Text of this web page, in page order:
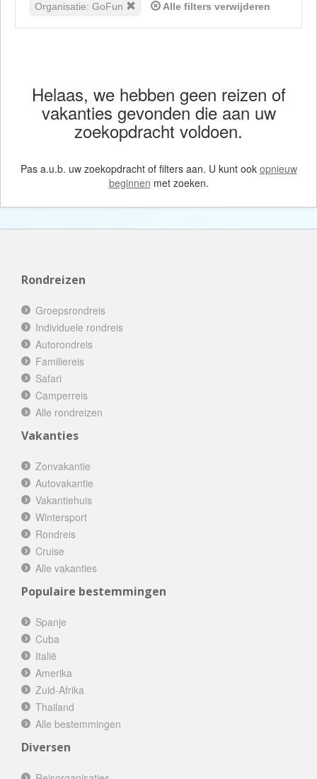
Organisatie: GoFun Alle filters verwijderen
Helaas, we hebben geen reizen of
vakanties gevonden die aan uw
zoekopdracht voldoen.
Pas a.u.b. uw zoekopdracht of filters aan. U kunt ook opnieuw
beginnen met zoeken.
Rondreizen
Groepsrondreis
Individuele rondreis
Autorondreis
Familiereis
Safari
Camperreis
Alle rondreizen
Vakanties
Zonvakantie
Autovakantie
Vakantiehuis
Wintersport
Rondreis
Cruise
Alle vakanties
Populaire bestemmingen
Spanje
Cuba
Italië
Amerika
Zuid-Afrika
Thailand
Alle bestemmingen
Diversen